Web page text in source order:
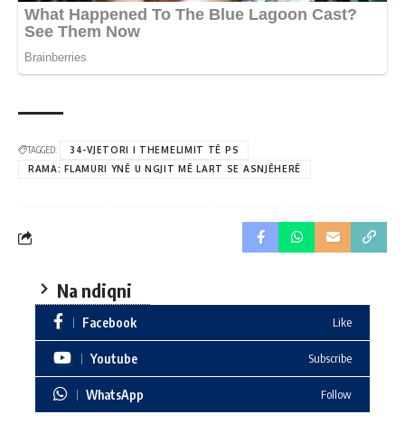
TAGGED:
34-VJETORI I THEMELIMIT TË PS
RAMA: FLAMURI YNË U NGJIT MË LART SE ASNJËHERË
Na ndiqni
Facebook Like
Youtube Subscribe
WhatsApp Follow